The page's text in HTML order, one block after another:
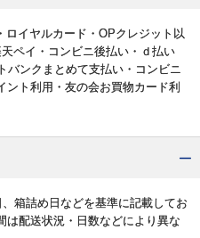
イヤルカード・OPクレジット以
ペイ・コンビニ後払い・ｄ払い
バンクまとめて支払い・コンビニ
ント利用・友の会お買物カード利
箱詰め日などを基準に記載してお
は配送状況・日数などにより異な